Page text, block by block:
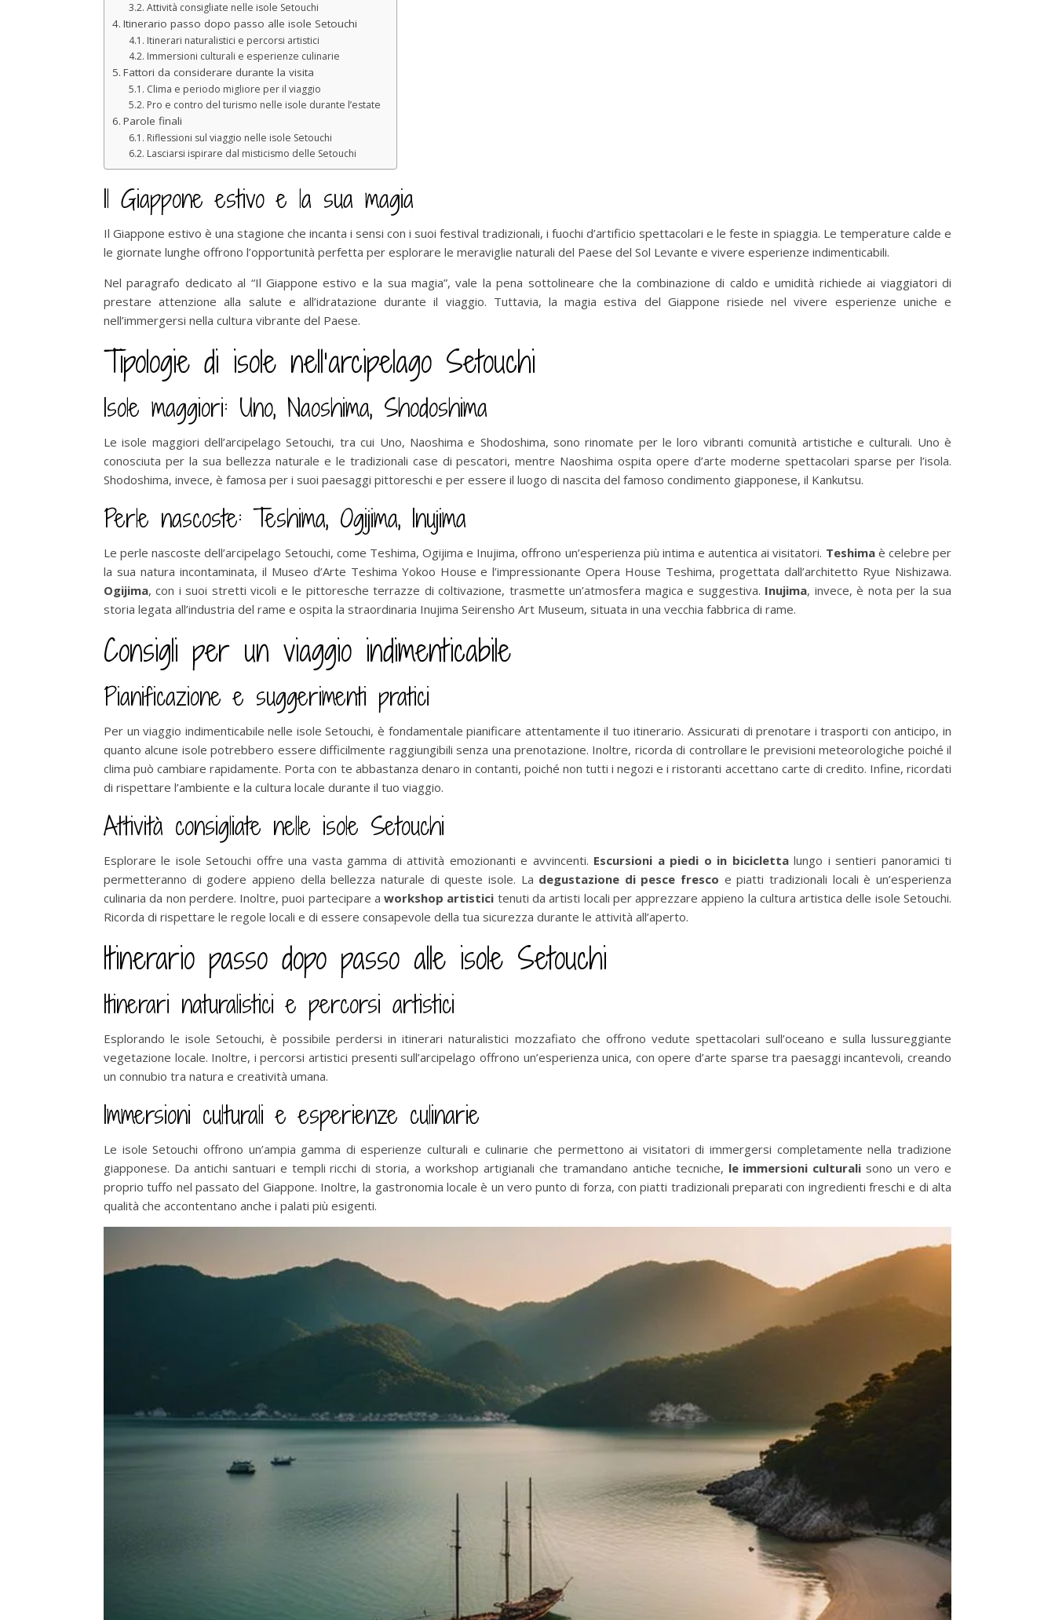
Attività consigliate nelle isole Setouchi
Itinerario passo dopo passo alle isole Setouchi
Itinerari naturalistici e percorsi artistici
Immersioni culturali e esperienze culinarie
Fattori da considerare durante la visita
Clima e periodo migliore per il viaggio
Pro e contro del turismo nelle isole durante l’estate
Parole finali
Riflessioni sul viaggio nelle isole Setouchi
Lasciarsi ispirare dal misticismo delle Setouchi
Il Giappone estivo e la sua magia
Il Giappone estivo è una stagione che incanta i sensi con i suoi festival tradizionali, i fuochi d’artificio spettacolari e le feste in spiaggia. Le temperature calde e
le giornate lunghe offrono l’opportunità perfetta per esplorare le meraviglie naturali del Paese del Sol Levante e vivere esperienze indimenticabili.
Nel paragrafo dedicato al “Il Giappone estivo e la sua magia”, vale la pena sottolineare che la combinazione di caldo e umidità richiede ai viaggiatori di
prestare attenzione alla salute e all’idratazione durante il viaggio. Tuttavia, la magia estiva del Giappone risiede nel vivere esperienze uniche e
nell’immergersi nella cultura vibrante del Paese.
Tipologie di isole nell’arcipelago Setouchi
Isole maggiori: Uno, Naoshima, Shodoshima
Le isole maggiori dell’arcipelago Setouchi, tra cui Uno, Naoshima e Shodoshima, sono rinomate per le loro vibranti comunità artistiche e culturali. Uno è
conosciuta per la sua bellezza naturale e le tradizionali case di pescatori, mentre Naoshima ospita opere d’arte moderne spettacolari sparse per l’isola.
Shodoshima, invece, è famosa per i suoi paesaggi pittoreschi e per essere il luogo di nascita del famoso condimento giapponese, il Kankutsu.
Perle nascoste: Teshima, Ogijima, Inujima
Le perle nascoste dell’arcipelago Setouchi, come Teshima, Ogijima e Inujima, offrono un’esperienza più intima e autentica ai visitatori. Teshimaè celebre per
la sua natura incontaminata, il Museo d’Arte Teshima Yokoo House e l’impressionante Opera House Teshima, progettata dall’architetto Ryue Nishizawa.
Ogijima, con i suoi stretti vicoli e le pittoresche terrazze di coltivazione, trasmette un’atmosfera magica e suggestiva. Inujima, invece, è nota per la sua
storia legata all’industria del rame e ospita la straordinaria Inujima Seirensho Art Museum, situata in una vecchia fabbrica di rame.
Consigli per un viaggio indimenticabile
Pianificazione e suggerimenti pratici
Per un viaggio indimenticabile nelle isole Setouchi, è fondamentale pianificare attentamente il tuo itinerario. Assicurati di prenotare i trasporti con anticipo, in
quanto alcune isole potrebbero essere difficilmente raggiungibili senza una prenotazione. Inoltre, ricorda di controllare le previsioni meteorologiche poiché il
clima può cambiare rapidamente. Porta con te abbastanza denaro in contanti, poiché non tutti i negozi e i ristoranti accettano carte di credito. Infine, ricordati
di rispettare l’ambiente e la cultura locale durante il tuo viaggio.
Attività consigliate nelle isole Setouchi
Esplorare le isole Setouchi offre una vasta gamma di attività emozionanti e avvincenti. Escursioni a piedi o in biciclettalungo i sentieri panoramici ti
permetteranno di godere appieno della bellezza naturale di queste isole. La degustazione di pesce fresco e piatti tradizionali locali è un’esperienza
culinaria da non perdere. Inoltre, puoi partecipare aworkshop artistici tenuti da artisti locali per apprezzare appieno la cultura artistica delle isole Setouchi.
Ricorda di rispettare le regole locali e di essere consapevole della tua sicurezza durante le attività all’aperto.
Itinerario passo dopo passo alle isole Setouchi
Itinerari naturalistici e percorsi artistici
Esplorando le isole Setouchi, è possibile perdersi in itinerari naturalistici mozzafiato che offrono vedute spettacolari sull’oceano e sulla lussureggiante
vegetazione locale. Inoltre, i percorsi artistici presenti sull’arcipelago offrono un’esperienza unica, con opere d’arte sparse tra paesaggi incantevoli, creando
un connubio tra natura e creatività umana.
Immersioni culturali e esperienze culinarie
Le isole Setouchi offrono un’ampia gamma di esperienze culturali e culinarie che permettono ai visitatori di immergersi completamente nella tradizione
giapponese. Da antichi santuari e templi ricchi di storia, a workshop artigianali che tramandano antiche tecniche, le immersioni culturali sono un vero e
proprio tuffo nel passato del Giappone. Inoltre, la gastronomia locale è un vero punto di forza, con piatti tradizionali preparati con ingredienti freschi e di alta
qualità che accontentano anche i palati più esigenti.